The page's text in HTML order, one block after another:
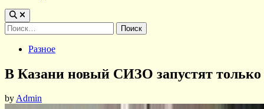
Найти:
PostedРазное
В Казани новый СИЗО запустят только
byAdmin